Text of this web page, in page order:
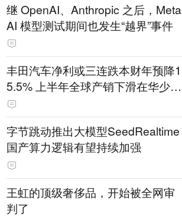
继 OpenAI、Anthropic 之后，Meta
AI 模型测试期间也发生“越界”事件
丰田汽车净利或三连跌本财年预降1
5.5% 上半年全球产销下滑在华少卖
14.3万辆
字节跳动推出大模型SeedRealtime
国产算力逻辑有望持续加强
王虹的顶级奢侈品，开始被全网审
判了